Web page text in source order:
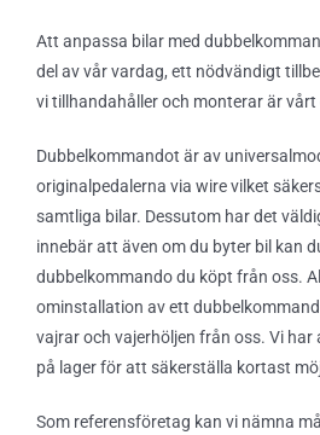
Att anpassa bilar med
del av vår vardag, ett nödvändigt
vi tillhandahåller och monterar är
Dubbelkommandot är av
originalpedalerna via wire vilket
samtliga bilar. Dessutom har det
innebär att även om du byter bil kan
dubbelkommando du köpt från oss.
ominstallation av ett
vajrar och vajerhöljen från oss. Vi
på lager för att säkerställa kortast
Som referensföretag kan vi nämna